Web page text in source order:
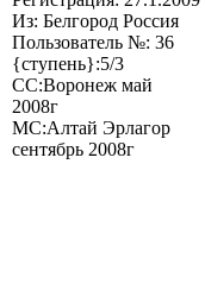
Из: Белгород Россия
Пользователь №: 36
{ступень}:5/3
СС:Воронеж май
2008г
МС:Алтай Эрлагор
сентябрь 2008г